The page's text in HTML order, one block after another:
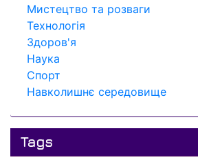
Мистецтво та розваги
Технологія
Здоров'я
Наука
Спорт
Навколишнє середовище
Tags